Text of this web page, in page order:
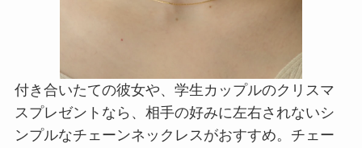
付き合いたての彼女や、学生カップルのクリスマ
スプレゼントなら、相手の好みに左右されないシ
ンプルなチェーンネックレスがおすすめ。チェー